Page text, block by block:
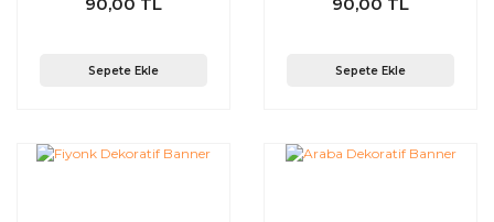
Sepete Ekle Sepete Ekle